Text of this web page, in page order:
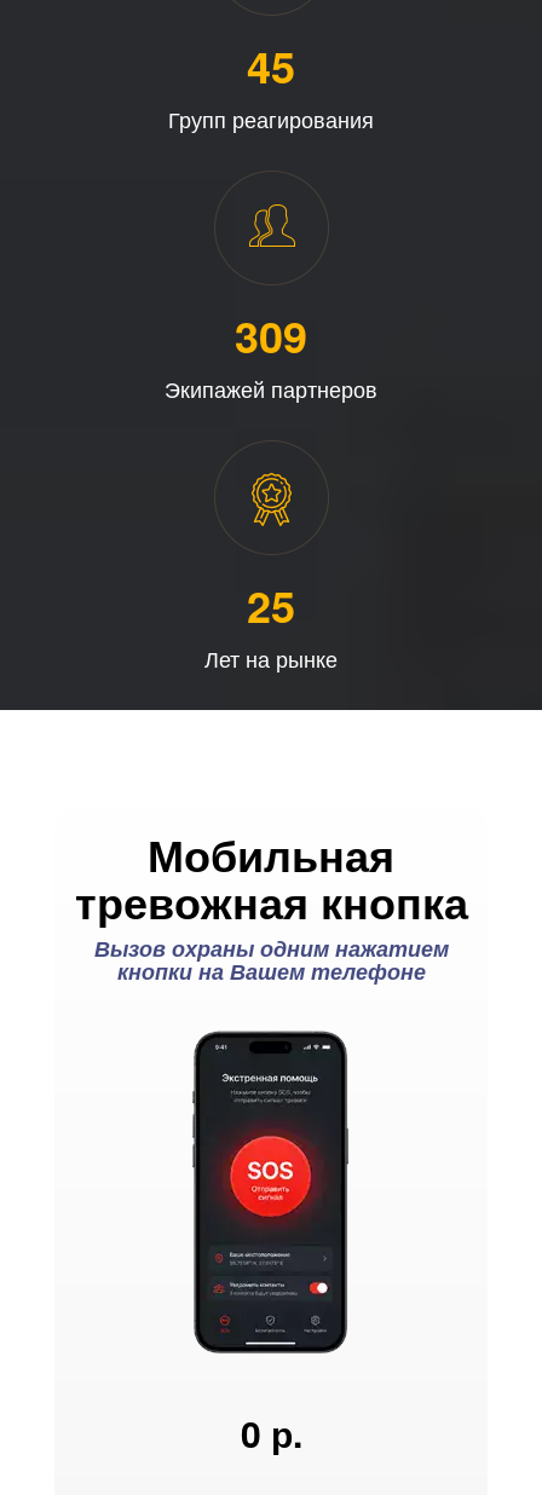
45
Групп реагирования
313
Экипажей партнеров
25
Лет на рынке
Мобильная
тревожная кнопка
Вызов охраны одним нажатием
кнопки на Вашем телефоне
0 р.